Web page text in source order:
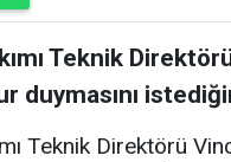
Teknik
duymasını
Teknik Direktörü